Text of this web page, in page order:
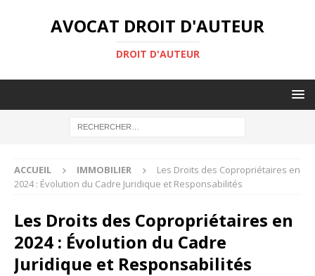
AVOCAT DROIT D'AUTEUR
DROIT D'AUTEUR
ACCUEIL IMMOBILIER
Les Droits des Copropriétaires en
2024 : Évolution du Cadre Juridique et Responsabilités
Les Droits des Copropriétaires en
2024 : Évolution du Cadre
Juridique et Responsabilités